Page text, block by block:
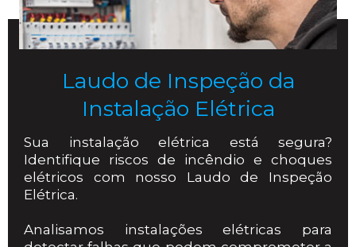
Laudo de Inspeção da
Instalação Elétrica
Sua instalação elétrica está segura?
Identifique riscos de incêndio e choques
elétricos com nosso Laudo de Inspeção
Elétrica.
Analisamos instalações elétricas para